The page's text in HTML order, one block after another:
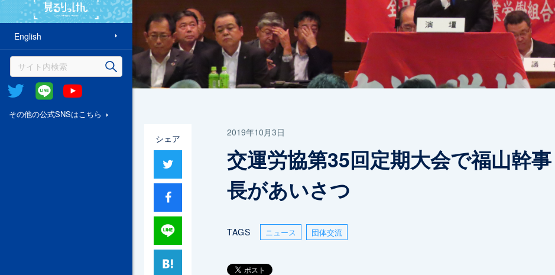
English
Twitter @Line
その他の公式SNSはこちら
シェア
2019年10月3日
交運労協第35回定期大会で福山幹事
長があいさつ
TAGS ニュース 団体交流